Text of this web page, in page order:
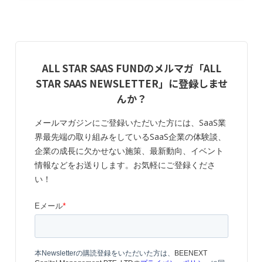
ALL STAR SAAS FUNDのメルマガ「ALL
STAR SAAS NEWSLETTER」に登録しませ
んか？
メールマガジンにご登録いただいた方には、SaaS業
界最先端の取り組みをしているSaaS企業の体験談、
企業の成長に欠かせない施策、最新動向、イベント
情報などをお送りします。お気軽にご登録くださ
い！